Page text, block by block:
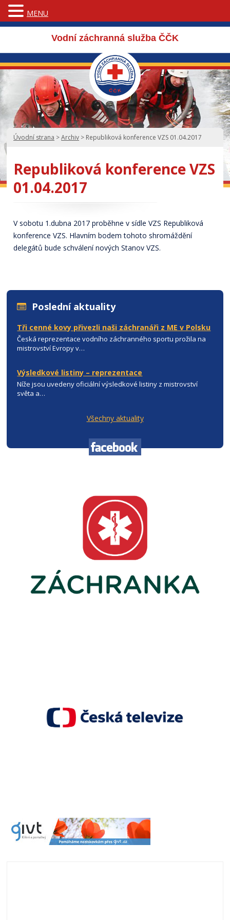
Vodní záchranná služba ČČK
Úvodní strana >Archiv > Republiková konference VZS 01.04.2017
Republiková konference VZS
01.04.2017
V sobotu 1.dubna 2017 proběhne v sídle VZS Republiková
konference VZS. Hlavním bodem tohoto shromáždění
delegátů bude schválení nových Stanov VZS.
Poslední aktuality
Tři cenné kovy přivezli naši záchranáři z ME v Polsku
Česká reprezentace vodního záchranného sportu prožila na
mistrovství Evropy v…
Výsledkové listiny – reprezentace
Níže jsou uvedeny oficiální výsledkové listiny z mistrovství
světa a…
Všechny aktuality
MENU